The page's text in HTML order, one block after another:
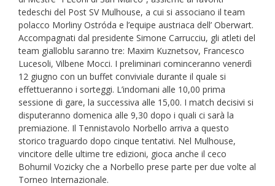
tedeschi del Post SV Mulhouse, a cui si associano il team
polacco Morliny Ostróda e l’equipe austriaca dell’ Oberwart.
Accompagnati dal presidente Simone Carrucciu, gli atleti del
team gialloblu saranno tre: Maxim Kuznetsov, Francesco
Lucesoli, Vilbene Mocci. I preliminari cominceranno venerdì
12 giugno con un buffet conviviale durante il quale si
effettueranno i sorteggi. L’indomani alle 10,00 prima
sessione di gare, la successiva alle 15,00. I match decisivi si
disputeranno domenica alle 9,30 dopo i quali ci sarà la
premiazione. Il Tennistavolo Norbello arriva a questo
storico traguardo dopo cinque tentativi. Nel Mulhouse,
vincitore delle ultime tre edizioni, gioca anche il ceco
Bohumil Vozicky che a Norbello prese parte per due volte al
Torneo Internazionale.